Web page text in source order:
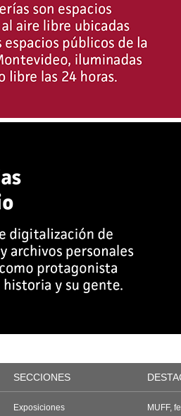
SECCIONES
Exposiciones
MUFF,